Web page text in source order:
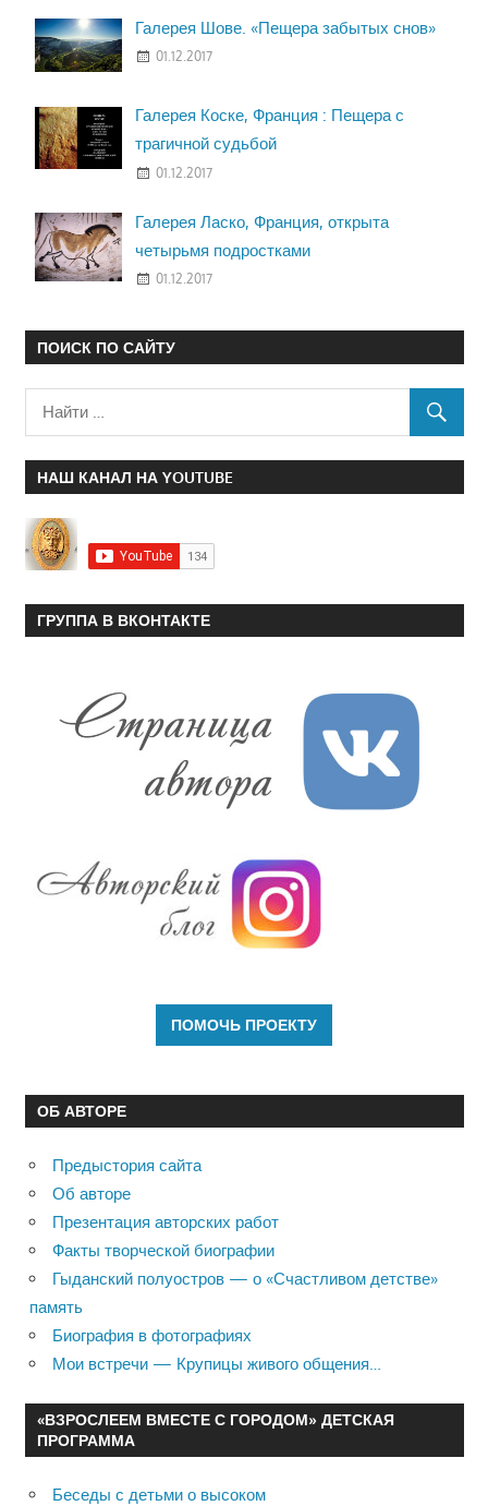
Галерея Шове. «Пещера забытых снов»
01.12.2017
Галерея Коске, Франция : Пещера с
трагичной судьбой
01.12.2017
Галерея Ласко, Франция, открыта
четырьмя подростками
01.12.2017
ПОИСК ПО САЙТУ
НАШ КАНАЛ НА YOUTUBE
ГРУППА В ВКОНТАКТЕ
ОБ АВТОРЕ
Предыстория сайта
Об авторе
Презентация авторских работ
Факты творческой биографии
Гыданский полуостров — о «Счастливом детстве»
память
Биография в фотографиях
Мои встречи — Крупицы живого общения…
«ВЗРОСЛЕЕМ ВМЕСТЕ С ГОРОДОМ» ДЕТСКАЯ
ПРОГРАММА
Беседы с детьми о высоком